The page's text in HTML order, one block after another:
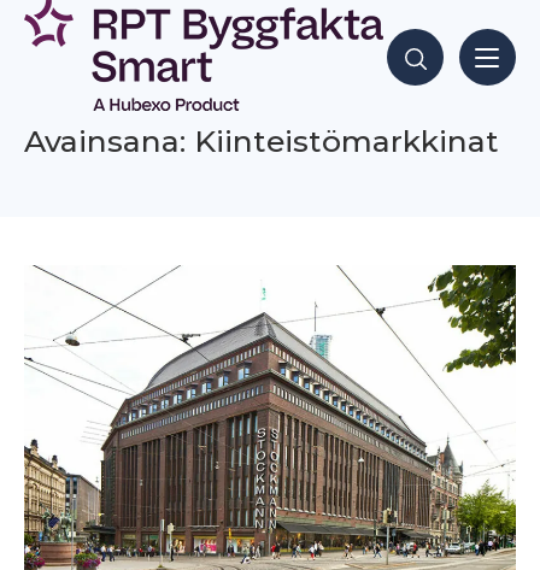
Siirry
sisältöön
Hae sisältöjä
Avainsana: Kiinteistömarkkinat